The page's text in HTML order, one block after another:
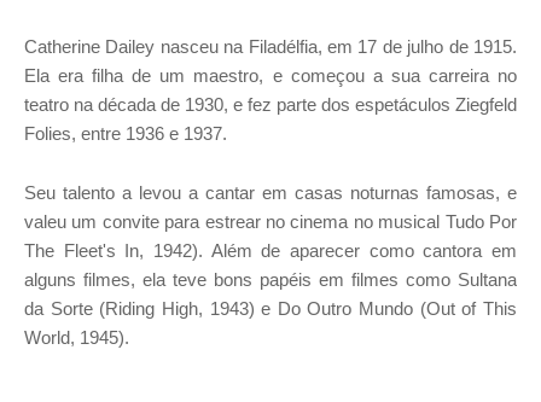
Catherine Dailey nasceu na Filadélfia, em 17 de julho de 1915.
Ela era filha de um maestro, e começou a sua carreira no
teatro na década de 1930, e fez parte dos espetáculos Ziegfeld
Folies, entre 1936 e 1937.
Seu talento a levou a cantar em casas noturnas famosas, e
valeu um convite para estrear no cinema no musical Tudo Por
The Fleet's In, 1942). Além de aparecer como cantora em
alguns filmes, ela teve bons papéis em filmes como Sultana
da Sorte (Riding High, 1943) e Do Outro Mundo (Out of This
World, 1945).